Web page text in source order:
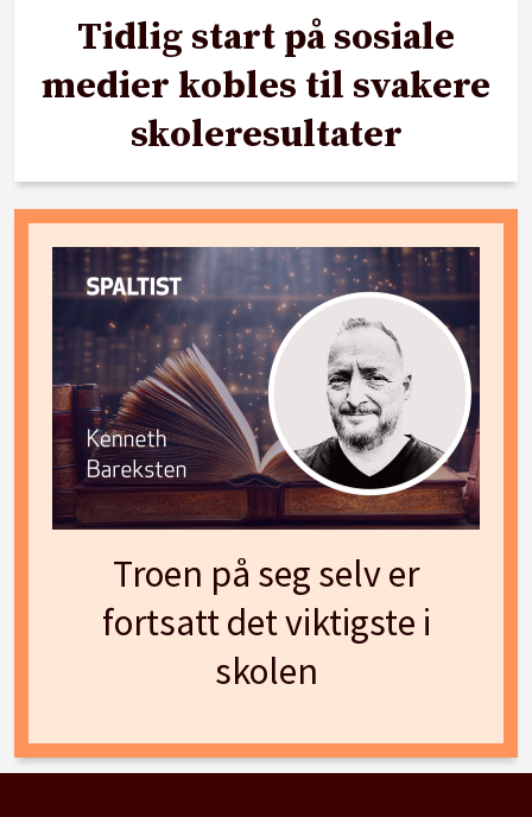
Tidlig start på sosiale
medier kobles til svakere
skoleresultater
Troen på seg selv er
fortsatt det viktigste i
skolen